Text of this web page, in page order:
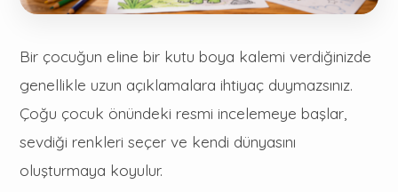
Bir çocuğun eline bir kutu boya kalemi verdiğinizde
genellikle uzun açıklamalara ihtiyaç duymazsınız.
Çoğu çocuk önündeki resmi incelemeye başlar,
sevdiği renkleri seçer ve kendi dünyasını
oluşturmaya koyulur.